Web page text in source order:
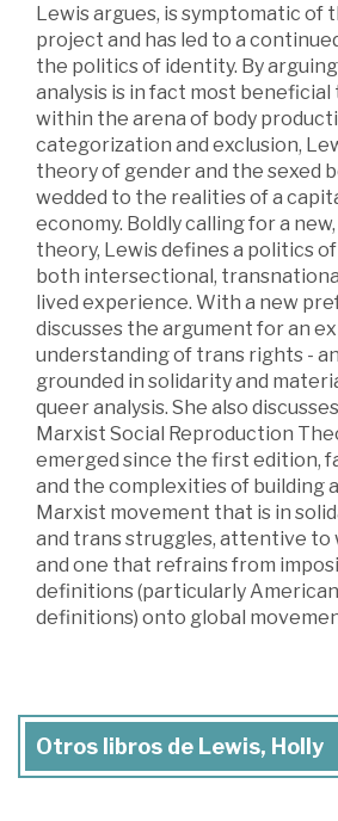
Lewis argues, is symptomatic of
project and has led to a
the politics of identity. By
analysis is in fact most
within the arena of body
categorization and exclusion,
theory of gender and the sexed
wedded to the realities of a
economy. Boldly calling for a
theory, Lewis defines a politics
both intersectional,
lived experience. With a new
discusses the argument for an
understanding of trans rights -
grounded in solidarity and
queer analysis. She also
Marxist Social Reproduction
emerged since the first edition,
and the complexities of building
Marxist movement that is in
and trans struggles, attentive to
and one that refrains from
definitions (particularly
definitions) onto global
Otros libros de Lewis, Holly